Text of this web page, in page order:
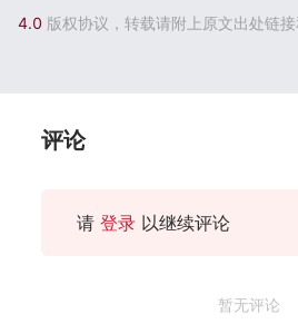
4.0 版权协议，转载请附上原文出处链接
评论
请 登录 以继续评论
暂无评论